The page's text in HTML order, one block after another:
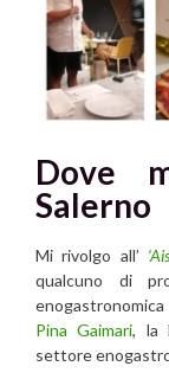
Dove
Salerno
Mi rivolgo all’
qualcuno di
enogastronomica
Pina Gaimari, la
settore